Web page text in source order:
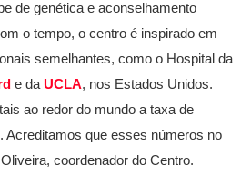
de genética e aconselhamento
o tempo, o centro é inspirado em
semelhantes, como o Hospital da
e da UCLA, nos Estados Unidos.
ao redor do mundo a taxa de
Acreditamos que esses números no
coordenador do Centro.